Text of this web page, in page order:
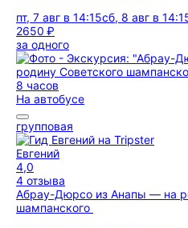
пт, 7 авг в 14:15сб, 8 авг в
2650 ₽
за одного
8 часов
На автобусе
групповая
Евгений
4,0
4 отзыва
Абрау-Дюрсо из Анапы — на
шампанского